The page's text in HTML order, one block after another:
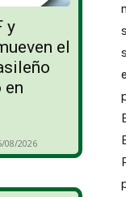
y
el
en
08/2026